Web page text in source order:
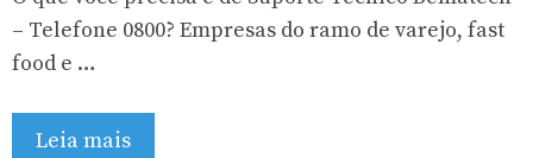
– Telefone 0800? Empresas do ramo de varejo, fast
food e …
Leia mais